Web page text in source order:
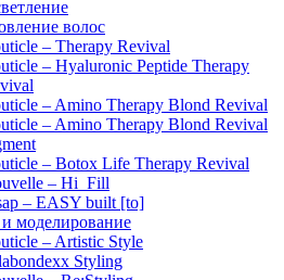
волос
– Therapy Revival
– Hyaluronic Peptide Therapy
– Amino Therapy Blond Revival
– Amino Therapy Blond Revival
– Botox Life Therapy Revival
– Hi_Fill
– EASY built [to]
моделирование
– Artistic Style
Styling